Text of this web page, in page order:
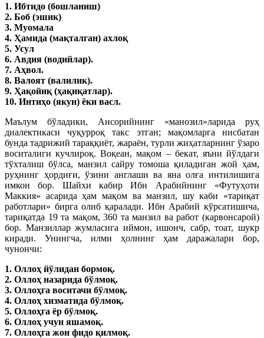
1. Ибтидо (бошланиш)
2. Боб (эшик)
3. Муомала
4. Ҳамида (мақталган) ахлоқ
5. Усул
6. Авдия (водийлар).
7. Аҳвол.
8. Валоят (валилик).
9. Ҳақойиқ (ҳақиқатлар).
10. Интиҳо (якун) ёки васл.
Маълум бўладики, Ансорийнинг «манозил»ларида руҳ
диалектикаси чуқурроқ такс этган; мақомларга нисбатан
бунда тадрижий тараққиёт, жараён, турли жиҳатларнинг ўзаро
воситалиги кучлироқ. Воқеан, мақом – бекат, яъни йўлдаги
тўхталиш бўлса, манзил сайру томоша қиладиган жой ҳам,
руҳнинг ҳордиғи, ўзини англаши ва яна олға интилишига
имкон бор. Шайхи кабир Ибн Арабийнинг «Футуҳоти
Маккия» асарида ҳам мақом ва манзил, шу каби «тариқат
работлари» бирга олиб қаралади. Ибн Арабий кўрсатишича,
тариқатда 19 та мақом, 360 та манзил ва работ (карвонсарой)
бор. Манзиллар жумласига иймон, ишонч, сабр, тоат, шукр
киради. Унингча, илми ҳолнинг ҳам даражалари бор,
чунончи:
1. Оллоҳ йўлидан бормоқ.
2. Оллоҳ назарида бўлмоқ.
3. Оллоҳга воситачи бўлмоқ.
4. Оллоҳ хизматида бўлмоқ.
5. Оллоҳга ёр бўлмоқ.
6. Оллоҳ учун яшамоқ.
7. Оллоҳга жон фидо қилмоқ.